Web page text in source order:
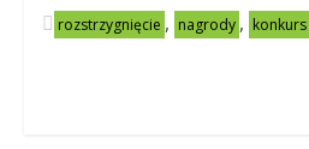
rozstrzygnięcie , nagrody , konkurs